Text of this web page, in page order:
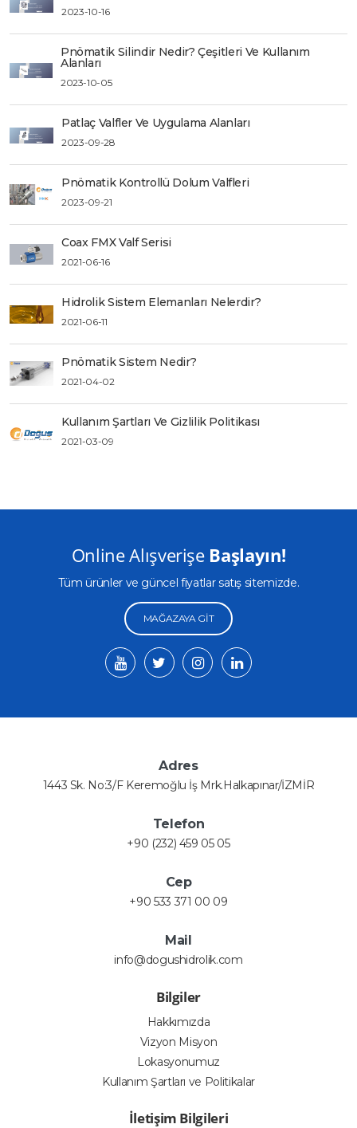
2023-10-16
Pnömatik Silindir Nedir? Çeşitleri Ve Kullanım
Alanları
2023-10-05
Patlaç Valfler Ve Uygulama Alanları
2023-09-28
Pnömatik Kontrollü Dolum Valfleri
2023-09-21
Coax FMX Valf Serisi
2021-06-16
Hidrolik Sistem Elemanları Nelerdir?
2021-06-11
Pnömatik Sistem Nedir?
2021-04-02
Kullanım Şartları Ve Gizlilik Politikası
2021-03-09
Online Alışverişe Başlayın!
Tüm ürünler ve güncel fiyatlar satış sitemizde.
MAĞAZAYA GIT
Adres
1443 Sk. No:3/F Keremoğlu İş Mrk.Halkapınar/İZMİR
Telefon
+90 (232) 459 05 05
Cep
+90 533 371 00 09
Mail
info@dogushidrolik.com
Bilgiler
Hakkımızda
Vizyon Misyon
Lokasyonumuz
Kullanım Şartları ve Politikalar
İletişim Bilgileri